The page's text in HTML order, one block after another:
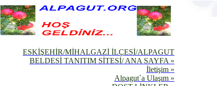
ESKİŞEHİR/MİHALGAZİ İLÇESİ/ALPAGUT
BELDESİ TANITIM SİTESİ/ ANA SAYFA »
İletişim »
Alpagut`a Ulaşım »